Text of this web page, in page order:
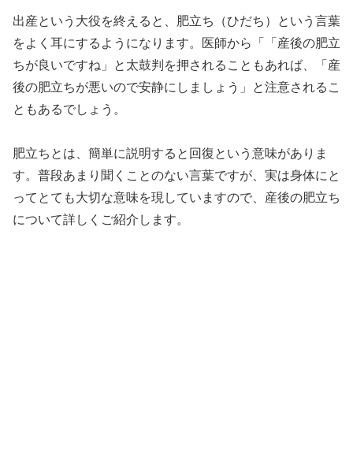
出産という大役を終えると、肥立ち（ひだち）という言葉
をよく耳にするようになります。医師から「「産後の肥立
ちが良いですね」と太鼓判を押されることもあれば、「産
後の肥立ちが悪いので安静にしましょう」と注意されるこ
ともあるでしょう。
肥立ちとは、簡単に説明すると回復という意味がありま
す。普段あまり聞くことのない言葉ですが、実は身体にと
ってとても大切な意味を現していますので、産後の肥立ち
について詳しくご紹介します。